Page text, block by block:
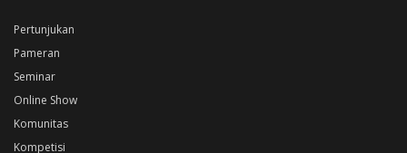
Pertunjukan
Pameran
Seminar
Online Show
Komunitas
Kompetisi